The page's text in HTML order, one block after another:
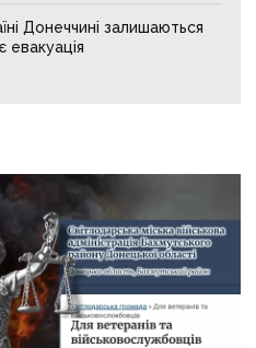
Донеччині залишаються
евакуація